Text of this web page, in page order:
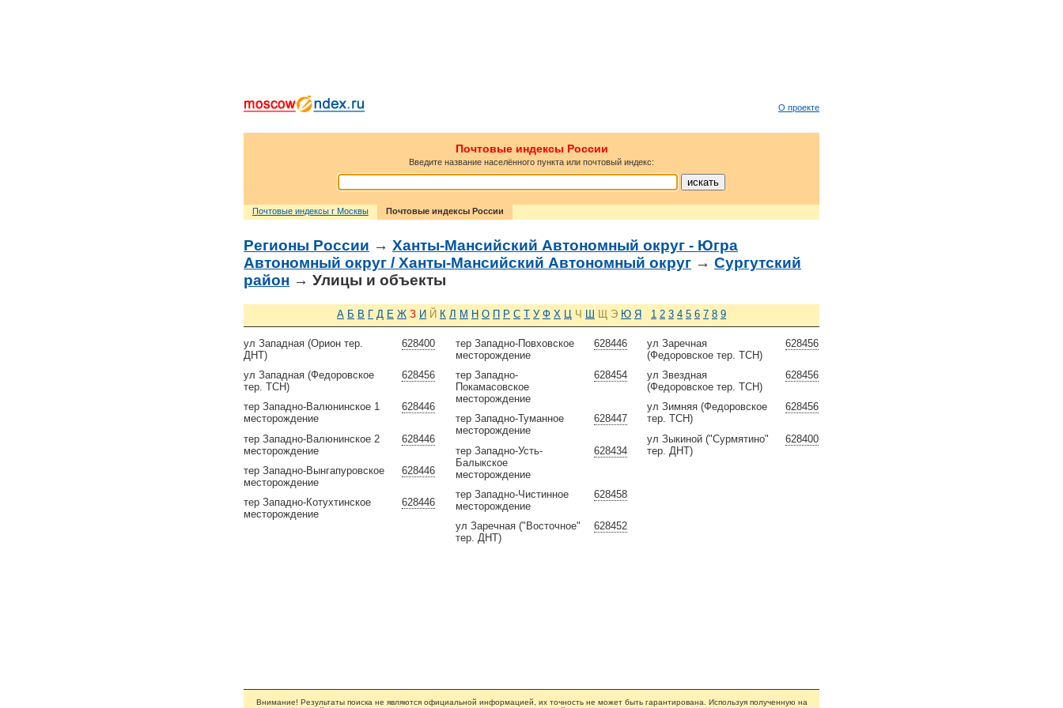
О проекте
Почтовые индексы России
Введите название населённого пункта или почтовый индекс:
Почтовые индексы г Москвы Почтовые индексы России
Регионы России → Ханты-Мансийский Автономный округ - Югра
Автономный округ / Ханты-Мансийский Автономный округ → Сургутский
район → Улицы и объекты
А Б В Г Д Е Ж З И Й К Л М Н О П Р С Т У Ф Х Ц Ч Ш Щ Э Ю Я 1 2 3 4 5 6 7 8 9
628400
ул Западная (Орион тер.
ДНТ)
628456
ул Западная (Федоровское
тер. ТСН)
628446
тер Западно-Валюнинское 1
месторождение
628446
тер Западно-Валюнинское 2
месторождение
628446
тер Западно-Вынгапуровское
месторождение
628446
тер Западно-Котухтинское
месторождение
628446
тер Западно-Повховское
месторождение
628454
тер Западно-
Покамасовское
месторождение
628447
тер Западно-Туманное
месторождение
628434
тер Западно-Усть-
Балыкское
месторождение
628458
тер Западно-Чистинное
месторождение
628452
ул Заречная ("Восточное"
тер. ДНТ)
628456
ул Заречная
(Федоровское тер. ТСН)
628456
ул Звездная
(Федоровское тер. ТСН)
628456
ул Зимняя (Федоровское
тер. ТСН)
628400
ул Зыкиной ("Сурмятино"
тер. ДНТ)
Внимание! Результаты поиска не являются официальной информацией, их точность не может быть гарантирована. Используя полученную на